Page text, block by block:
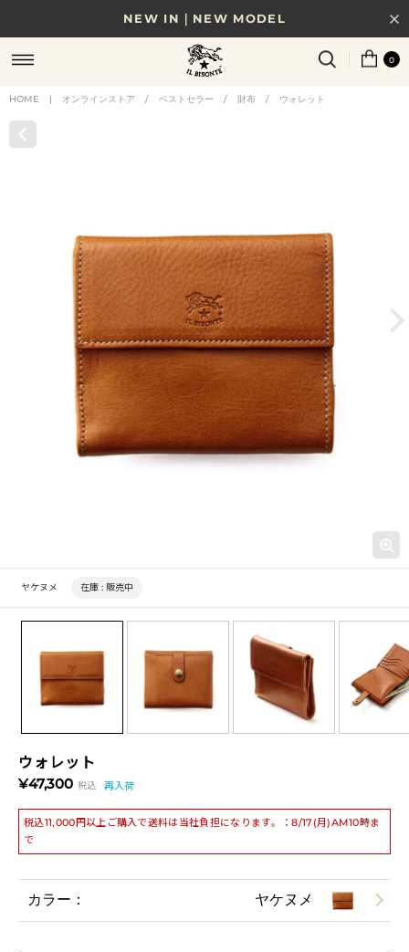
NEW IN｜NEW MODEL
8/17(月)10時まで｜税込11,000円以上で送料無料
贈る相手やシーンから選べる、新しいギフトガイド
0
HOME | オンラインストア / ベストセラー / 財布 / ウォレット
ウォレット
¥47,300 税込 再入荷
税込11,000円以上ご購入で送料は当社負担になります。：8/17(月)AM10時ま
で
ヤケヌメ 在庫 : 販売中
カラー： ヤケヌメ